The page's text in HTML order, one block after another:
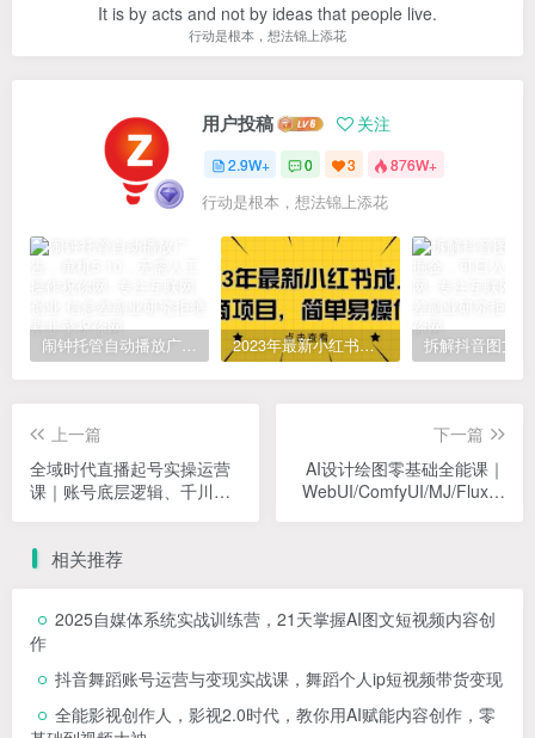
It is by acts and not by ideas that people live.
行动是根本，想法锦上添花
用户投稿 关注
2.9W+ 0 3 876W+
行动是根本，想法锦上添花
闹钟托管自动播放广告，单机5-10，无需人工操作 2023年最新小红书成人电商项目，简单易操作【详细教程】
上一篇
全域时代直播起号实操运营
课｜账号底层逻辑、千川多
教程
下一篇
AI设计绘图零基础全能课｜
WebUI/ComfyUI/MJ/Flux全
相关推荐
2025自媒体系统实战训练营，21天掌握AI图文短视频内容创
作
抖音舞蹈账号运营与变现实战课，舞蹈个人ip短视频带货变现
全能影视创作人，影视2.0时代，教你用AI赋能内容创作，​零